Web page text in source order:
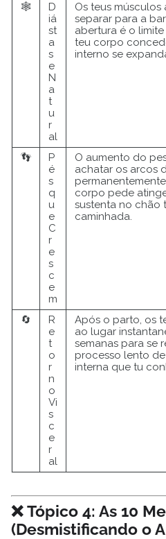
🕸️
D
iá
st
a
s
e
N
a
t
u
r
al
Os teus
separar para a
abertura é o
teu corpo
interno se
👣
P
é
s
q
u
e
C
r
e
s
c
e
m
O aumento do
achatar os arcos
corpo pede
sustenta no chão
caminhada.
🔄
R
e
t
o
r
n
o
Vi
s
c
e
r
al
Após o parto, os
ao lugar
semanas para se
processo lento
interna que tu
❌ Tópico 4: As 10
(Desmistificando o